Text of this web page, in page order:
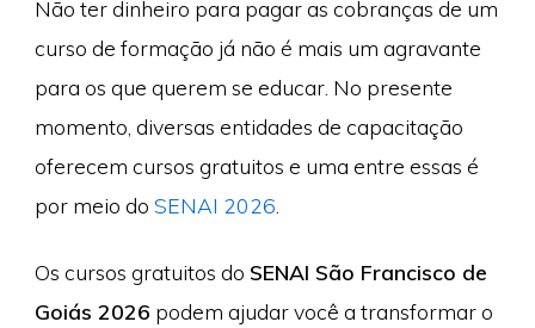
Não ter dinheiro para pagar as cobranças de um
curso de formação já não é mais um agravante
para os que querem se educar. No presente
momento, diversas entidades de capacitação
oferecem cursos gratuitos e uma entre essas é
por meio do SENAI 2026
Os cursos gratuitos do SENAI São Francisco de
Goiás 2026 podem ajudar você a transformar o